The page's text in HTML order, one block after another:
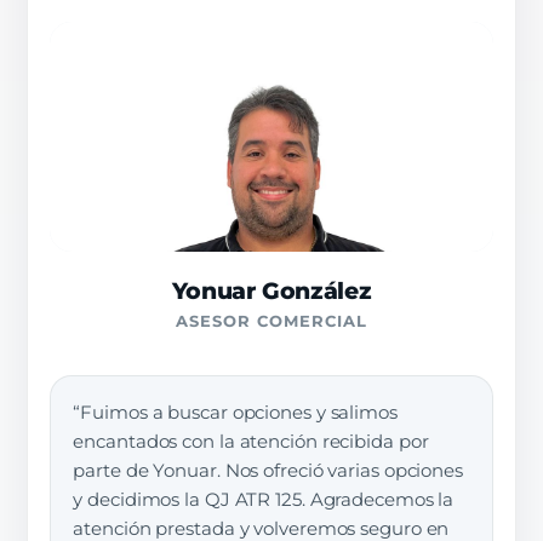
Yonuar González
ASESOR COMERCIAL
“Fuimos a buscar opciones y salimos
encantados con la atención recibida por
parte de Yonuar. Nos ofreció varias opciones
y decidimos la QJ ATR 125. Agradecemos la
atención prestada y volveremos seguro en